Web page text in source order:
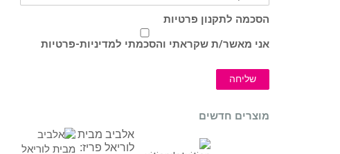
הסכמה לתקנון פרטיות
אני מאשר/ת שקראתי והסכמתי למדיניות-פרטיות
שליחה
מוצרים חדשים
אלביב מבית
לוריאל פריז: